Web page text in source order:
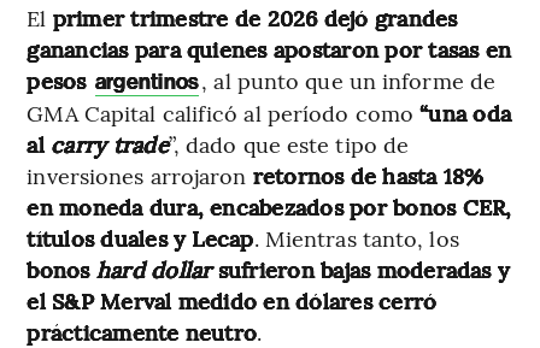
El primer trimestre de 2026 dejó grandes
ganancias para quienes apostaron por tasas en
pesos argentinos, al punto que un informe de
GMA Capital calificó al período como“una oda
al carry trade”, dado que este tipo de
inversiones arrojaron retornos de hasta 18%
en moneda dura, encabezados por bonos CER,
títulos duales y Lecap. Mientras tanto, los
bonos hard dollarsufrieron bajas moderadas y
el S&P Merval medido en dólares cerró
prácticamente neutro.